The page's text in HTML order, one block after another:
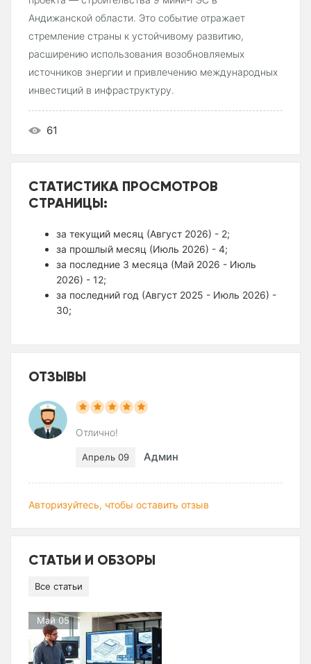
Андижанской области. Это событие отражает
стремление страны к устойчивому развитию,
расширению использования возобновляемых
источников энергии и привлечению международных
инвестиций в инфраструктуру.
61
СТАТИСТИКА ПРОСМОТРОВ
СТРАНИЦЫ:
за текущий месяц (Август 2026) - 2;
за прошлый месяц (Июль 2026) - 4;
за последние 3 месяца (Май 2026 - Июль
2026) - 12;
за последний год (Август 2025 - Июль 2026) -
30;
ОТЗЫВЫ
Отлично!
Апрель 09 Админ
Авторизуйтесь, чтобы оставить отзыв
СТАТЬИ И ОБЗОРЫ
Все статьи
Май 05